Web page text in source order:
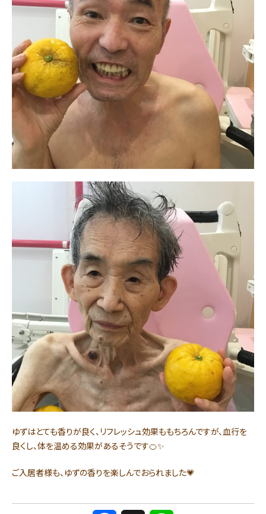
ゆずはとても香りが良く、リフレッシュ効果ももちろんですが、血行を
良くし、体を温める効果があるそうです🍊✨
ご入居者様も、ゆずの香りを楽しんでおられました💗